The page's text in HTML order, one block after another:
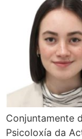
Conjuntamente
Psicoloxía da